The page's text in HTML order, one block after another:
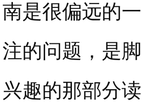
南是很偏远的
注的问题，是
兴趣的那部分读